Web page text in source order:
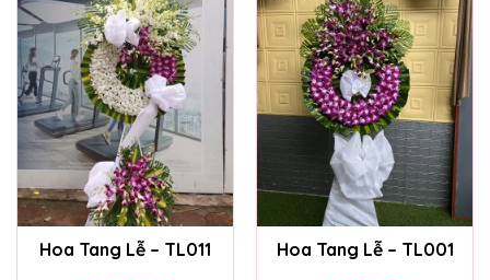
Hoa Tang Lễ – TL011 Hoa Tang Lễ – TL001